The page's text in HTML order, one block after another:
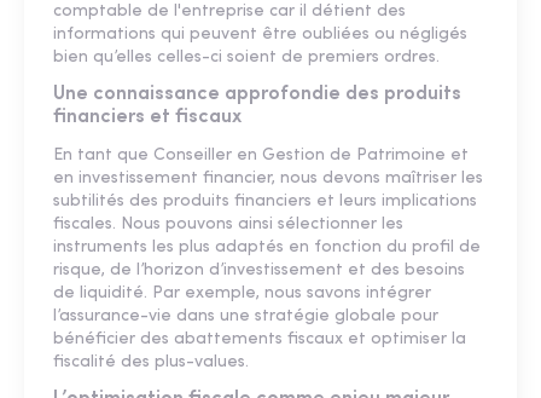
comptable de l'entreprise car il détient des
informations qui peuvent être oubliées ou négligés
bien qu’elles celles-ci soient de premiers ordres.
Une connaissance approfondie des produits
financiers et fiscaux
En tant que Conseiller en Gestion de Patrimoine et
en investissement financier, nous devons maîtriser les
subtilités des produits financiers et leurs implications
fiscales. Nous pouvons ainsi sélectionner les
instruments les plus adaptés en fonction du profil de
risque, de l’horizon d’investissement et des besoins
de liquidité. Par exemple, nous savons intégrer
l’assurance-vie dans une stratégie globale pour
bénéficier des abattements fiscaux et optimiser la
fiscalité des plus-values.